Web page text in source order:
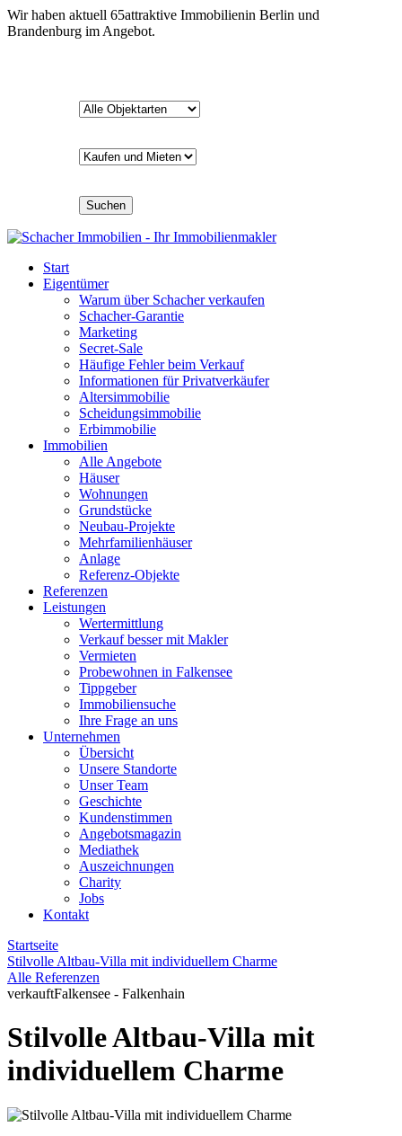
Wir haben aktuell 65attraktive Immobilienin Berlin und
Brandenburg im Angebot.
Suchen
Start
Eigentümer
Warum über Schacher verkaufen
Schacher-Garantie
Marketing
Secret-Sale
Häufige Fehler beim Verkauf
Informationen für Privatverkäufer
Altersimmobilie
Scheidungsimmobilie
Erbimmobilie
Immobilien
Alle Angebote
Häuser
Wohnungen
Grundstücke
Neubau-Projekte
Mehrfamilienhäuser
Anlage
Referenz-Objekte
Referenzen
Leistungen
Wertermittlung
Verkauf besser mit Makler
Vermieten
Probewohnen in Falkensee
Tippgeber
Immobiliensuche
Ihre Frage an uns
Unternehmen
Übersicht
Unsere Standorte
Unser Team
Geschichte
Kundenstimmen
Angebotsmagazin
Mediathek
Auszeichnungen
Charity
Jobs
Kontakt
Startseite
Stilvolle Altbau-Villa mit individuellem Charme
Alle Referenzen
verkauftFalkensee - Falkenhain
Stilvolle Altbau-Villa mit
individuellem Charme